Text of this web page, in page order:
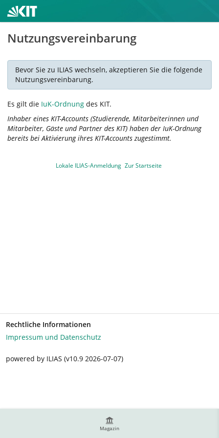
Magazin
Nutzungsvereinbarung
Bevor Sie zu ILIAS wechseln, akzeptieren Sie die folgende
Nutzungsvereinbarung.
Es gilt die IuK-Ordnung des KIT.
Inhaber eines KIT-Accounts (Studierende, Mitarbeiterinnen und
Mitarbeiter, Gäste und Partner des KIT) haben der IuK-Ordnung
bereits bei Aktivierung ihres KIT-Accounts zugestimmt.
Lokale ILIAS-Anmeldung Zur Startseite
Rechtliche Informationen
Impressum und Datenschutz
powered by ILIAS (v10.9 2026-07-07)